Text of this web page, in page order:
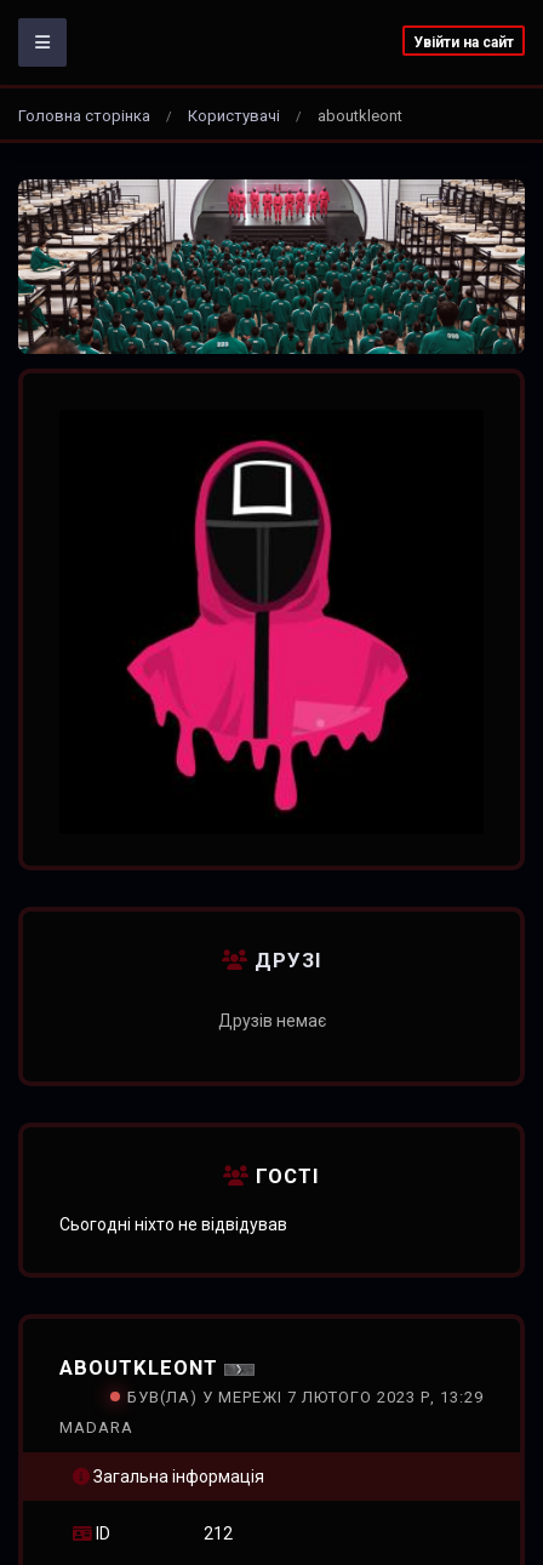
Увійти на сайт
Головна сторінка / Користувачі / aboutkleont
ДРУЗІ
Друзів немає
ГОСТІ
Сьогодні ніхто не відвідував
ABOUTKLEONT
БУВ(ЛА) У МЕРЕЖІ 7 ЛЮТОГО 2023 Р, 13:29
MADARA
Загальна інформація
ID 212